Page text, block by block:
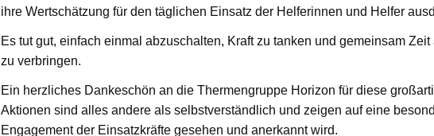
ihre Wertschätzung für den täglichen Einsatz der Helferinnen und Helfer
Es tut gut, einfach einmal abzuschalten, Kraft zu tanken und gemeinsam
zu verbringen.
Ein herzliches Dankeschön an die Thermengruppe Horizon für diese
Aktionen sind alles andere als selbstverständlich und zeigen auf eine
Engagement der Einsatzkräfte gesehen und anerkannt wird.